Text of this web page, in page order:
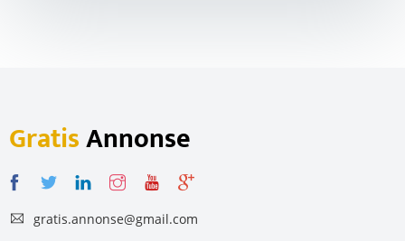
GratisAnnonse
gratis.annonse@gmail.com